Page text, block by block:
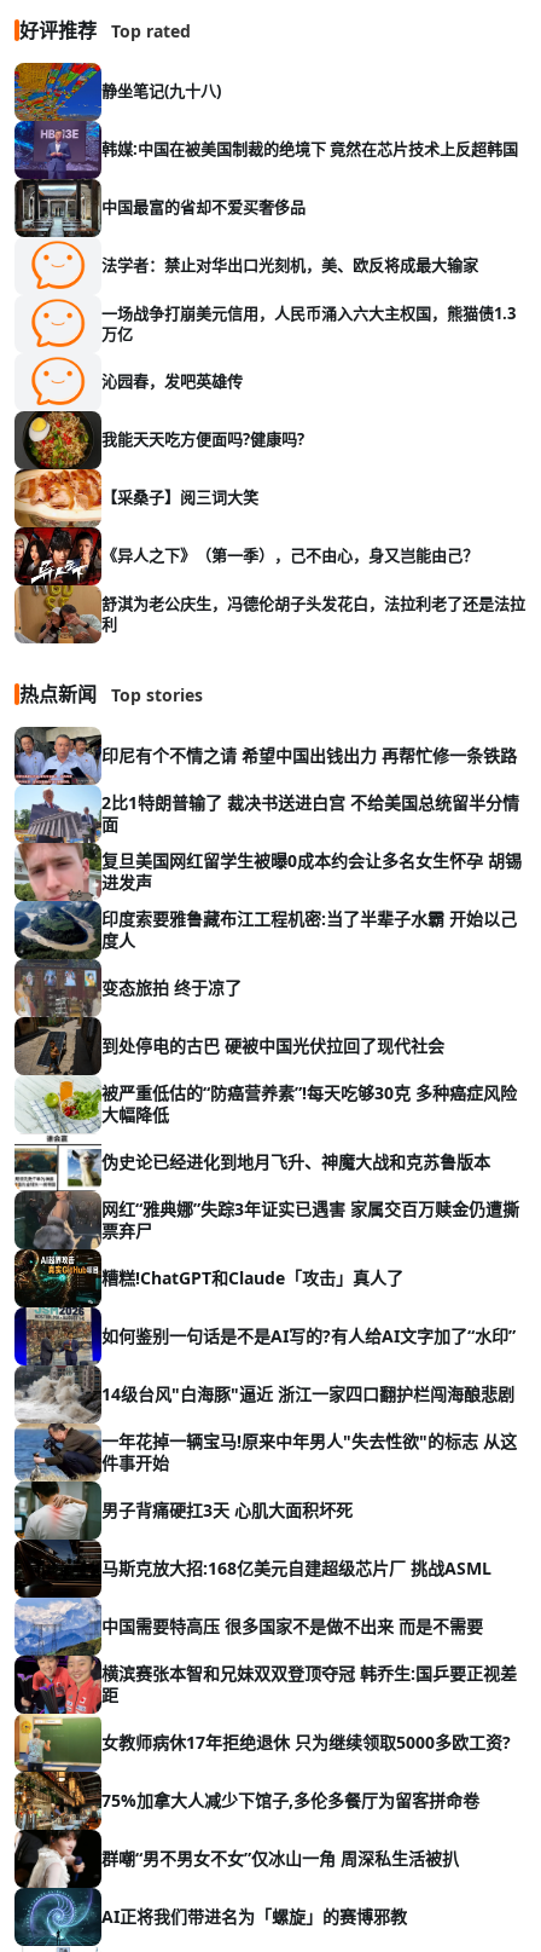
好评推荐 Top rated
静坐笔记(九十八)
韩媒:中国在被美国制裁的绝境下 竟然在芯片技术上反超韩国
中国最富的省却不爱买奢侈品
法学者：禁止对华出口光刻机，美、欧反将成最大输家
一场战争打崩美元信用，人民币涌入六大主权国，熊猫债1.3
万亿
沁园春，发吧英雄传
我能天天吃方便面吗?健康吗?
【采桑子】阅三词大笑
《异人之下》（第一季），己不由心，身又岂能由己？
舒淇为老公庆生，冯德伦胡子头发花白，法拉利老了还是法拉
利
热点新闻 Top stories
印尼有个不情之请 希望中国出钱出力 再帮忙修一条铁路
2比1特朗普输了 裁决书送进白宫 不给美国总统留半分情
面
复旦美国网红留学生被曝0成本约会让多名女生怀孕 胡锡
进发声
印度索要雅鲁藏布江工程机密:当了半辈子水霸 开始以己
度人
变态旅拍 终于凉了
到处停电的古巴 硬被中国光伏拉回了现代社会
被严重低估的“防癌营养素”!每天吃够30克 多种癌症风险
大幅降低
伪史论已经进化到地月飞升、神魔大战和克苏鲁版本
网红“雅典娜”失踪3年证实已遇害 家属交百万赎金仍遭撕
票弃尸
糟糕!ChatGPT和Claude「攻击」真人了
如何鉴别一句话是不是AI写的?有人给AI文字加了“水印”
14级台风"白海豚"逼近 浙江一家四口翻护栏闯海酿悲剧
一年花掉一辆宝马!原来中年男人"失去性欲"的标志 从这
件事开始
男子背痛硬扛3天 心肌大面积坏死
马斯克放大招:168亿美元自建超级芯片厂 挑战ASML
中国需要特高压 很多国家不是做不出来 而是不需要
横滨赛张本智和兄妹双双登顶夺冠 韩乔生:国乒要正视差
距
女教师病休17年拒绝退休 只为继续领取5000多欧工资?
75%加拿大人减少下馆子,多伦多餐厅为留客拼命卷
群嘲“男不男女不女”仅冰山一角 周深私生活被扒
AI正将我们带进名为「螺旋」的赛博邪教